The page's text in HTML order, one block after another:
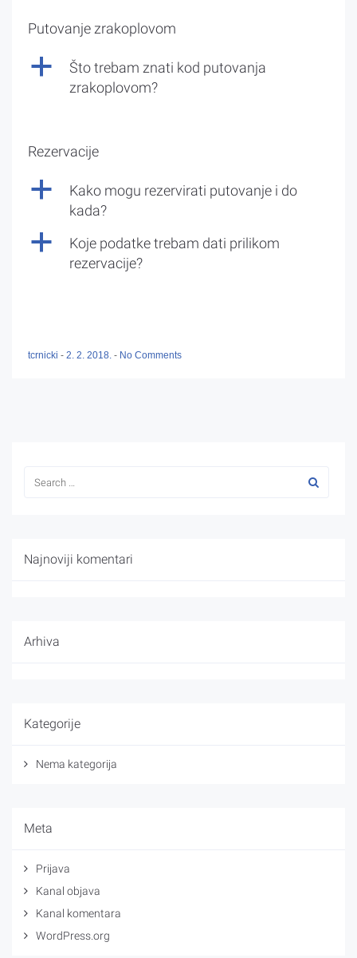
Putovanje zrakoplovom
a
Što trebam znati kod putovanja
zrakoplovom?
Rezervacije
a
Kako mogu rezervirati putovanje i do
kada?
a
Koje podatke trebam dati prilikom
rezervacije?
tcrnicki - 2. 2. 2018. - No Comments
Najnoviji komentari
Arhiva
Kategorije
Nema kategorija
Meta
Prijava
Kanal objava
Kanal komentara
WordPress.org